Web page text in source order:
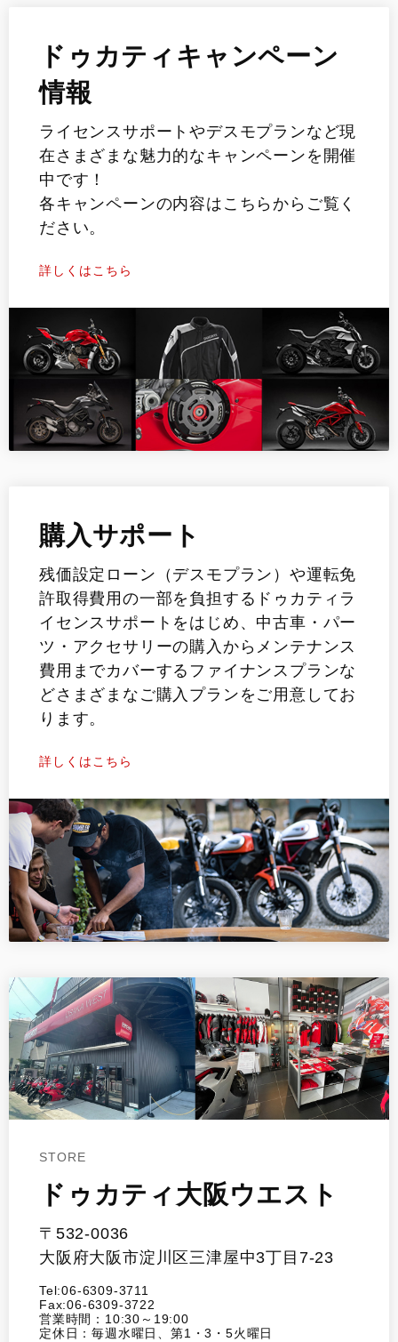
ドゥカティキャンペーン
情報
ライセンスサポートやデスモプランなど現
在さまざまな魅力的なキャンペーンを開催
中です！
各キャンペーンの内容はこちらからご覧く
ださい。
詳しくはこちら
購入サポート
残価設定ローン（デスモプラン）や運転免
許取得費用の一部を負担するドゥカティラ
イセンスサポートをはじめ、中古車・パー
ツ・アクセサリーの購入からメンテナンス
費用までカバーするファイナンスプランな
どさまざまなご購入プランをご用意してお
ります。
詳しくはこちら
STORE
ドゥカティ大阪ウエスト
〒532-0036
大阪府大阪市淀川区三津屋中3丁目7-23
Tel:06-6309-3711
Fax:06-6309-3722
営業時間：10:30～19:00
定休日：毎週水曜日、第1・3・5火曜日